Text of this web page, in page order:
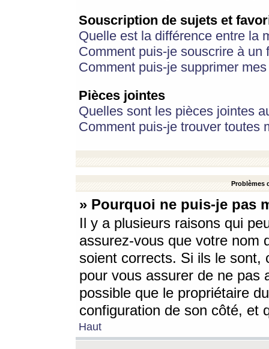
Souscription de sujets et
Quelle est la différence entre la
Comment puis-je souscrire à
Comment puis-je supprimer
Pièces jointes
Quelles sont les pièces jointes
Comment puis-je trouver toutes
Problèmes
» Pourquoi ne puis-je pas
Il y a plusieurs raisons qui
assurez-vous que votre nom
soient corrects. Si ils le sont,
pour vous assurer de ne pas
possible que le propriétaire
configuration de son côté, et
Haut